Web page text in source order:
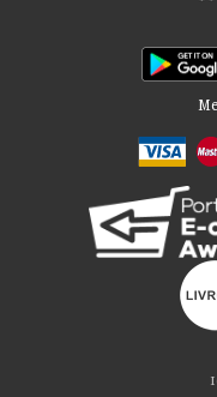
Por favor aceite
Usamos cookies para